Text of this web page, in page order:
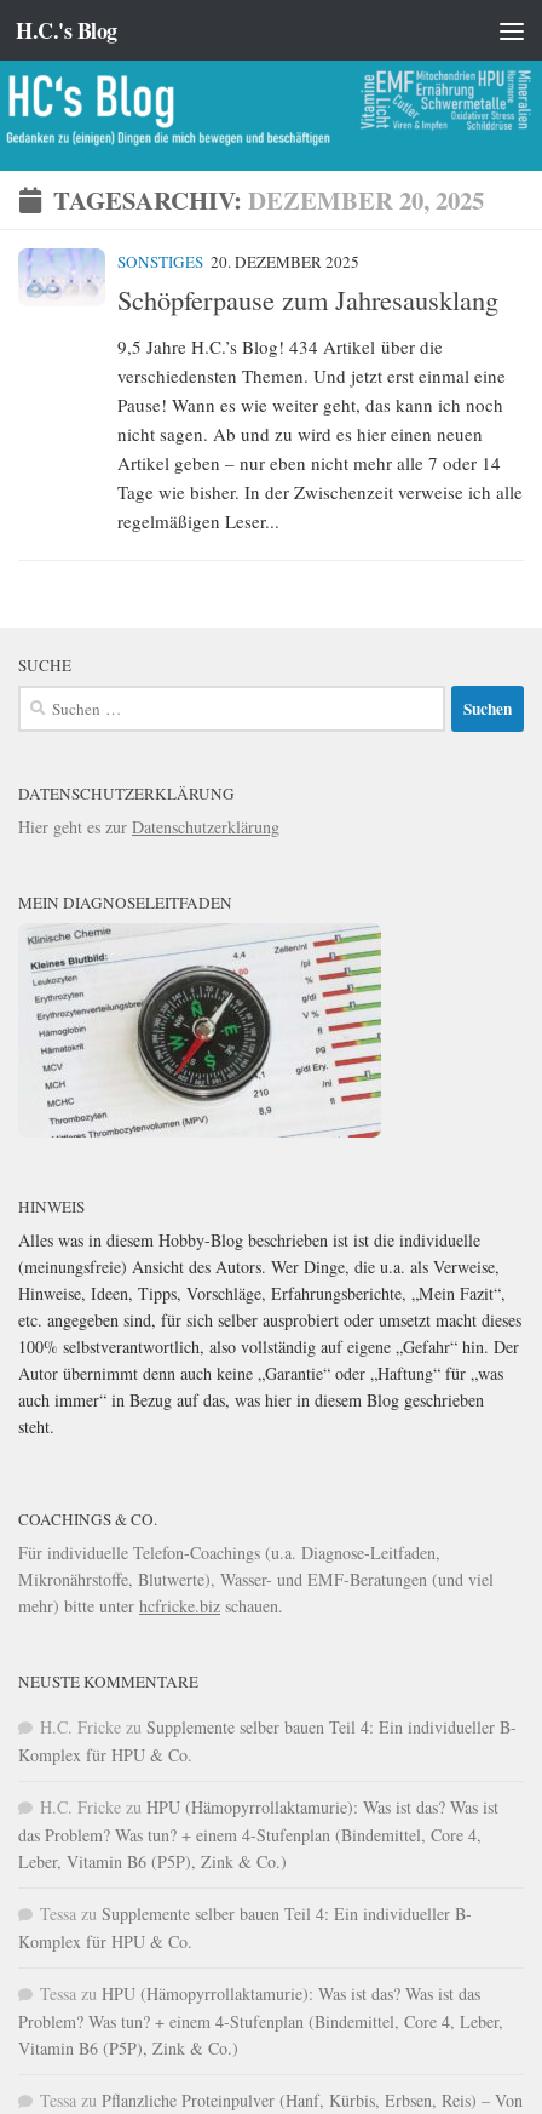
Zum Inhalt springen
H.C.'s Blog
TAGESARCHIV: DEZEMBER 20, 2025
SONSTIGES 20. DEZEMBER 2025
Schöpferpause zum Jahresausklang
9,5 Jahre H.C.’s Blog! 434 Artikel über die
verschiedensten Themen. Und jetzt erst einmal eine
Pause! Wann es wie weiter geht, das kann ich noch
nicht sagen. Ab und zu wird es hier einen neuen
Artikel geben – nur eben nicht mehr alle 7 oder 14
Tage wie bisher. In der Zwischenzeit verweise ich alle
regelmäßigen Leser...
SUCHE
Suchen
nach:
DATENSCHUTZERKLÄRUNG
Hier geht es zur Datenschutzerklärung
MEIN DIAGNOSELEITFADEN
HINWEIS
Alles was in diesem Hobby-Blog beschrieben ist ist die individuelle
(meinungsfreie) Ansicht des Autors. Wer Dinge, die u.a. als Verweise,
Hinweise, Ideen, Tipps, Vorschläge, Erfahrungsberichte, „Mein Fazit“,
etc. angegeben sind, für sich selber ausprobiert oder umsetzt macht dieses
100% selbstverantwortlich, also vollständig auf eigene „Gefahr“ hin. Der
Autor übernimmt denn auch keine „Garantie“ oder „Haftung“ für „was
auch immer“ in Bezug auf das, was hier in diesem Blog geschrieben
steht.
COACHINGS & CO.
Für individuelle Telefon-Coachings (u.a. Diagnose-Leitfaden,
Mikronährstoffe, Blutwerte), Wasser- und EMF-Beratungen (und viel
mehr) bitte unter hcfricke.biz schauen.
NEUSTE KOMMENTARE
H.C. Fricke zu Supplemente selber bauen Teil 4: Ein individueller B-
Komplex für HPU & Co.
H.C. Fricke zu HPU (Hämopyrrollaktamurie): Was ist das? Was ist
das Problem? Was tun? + einem 4-Stufenplan (Bindemittel, Core 4,
Leber, Vitamin B6 (P5P), Zink & Co.)
Tessa zu Supplemente selber bauen Teil 4: Ein individueller B-
Komplex für HPU & Co.
Tessa zu HPU (Hämopyrrollaktamurie): Was ist das? Was ist das
Problem? Was tun? + einem 4-Stufenplan (Bindemittel, Core 4, Leber,
Vitamin B6 (P5P), Zink & Co.)
Tessa zu Pflanzliche Proteinpulver (Hanf, Kürbis, Erbsen, Reis) – Von